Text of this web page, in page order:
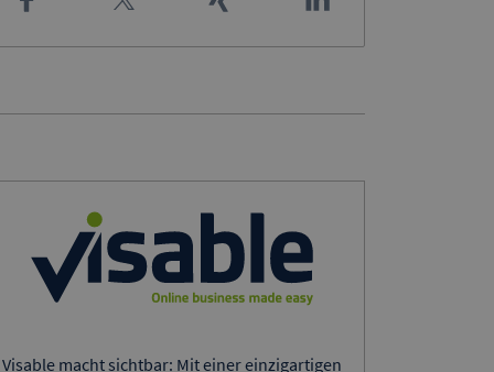
Visable macht sichtbar: Mit einer einzigartigen